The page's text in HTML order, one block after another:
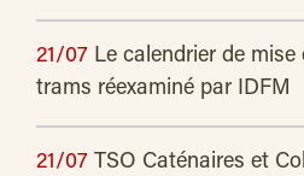
21/07 Le calendrier de mise
trams réexaminé par IDFM
21/07 TSO Caténaires et